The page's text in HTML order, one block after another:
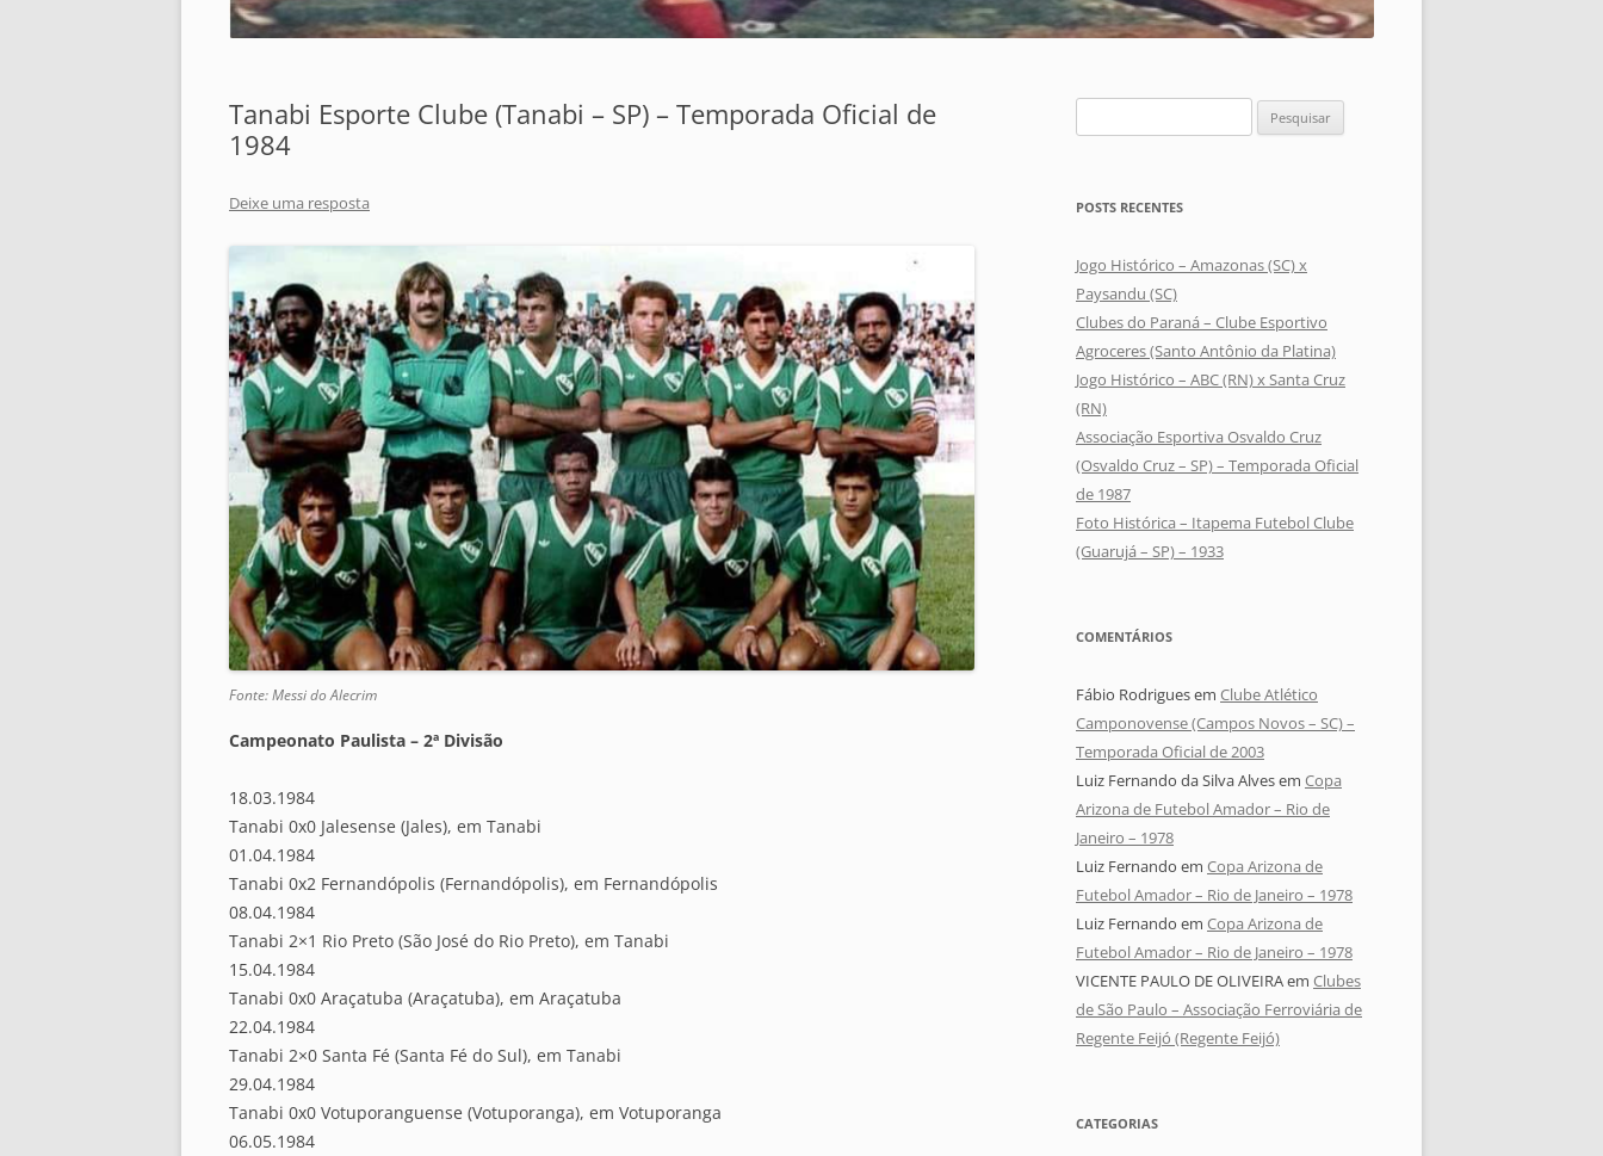
Tanabi Esporte Clube (Tanabi – SP) – Temporada Oficial de
1984
Deixe uma resposta
Fonte: Messi do Alecrim
Campeonato Paulista – 2ª Divisão
18.03.1984
Tanabi 0x0 Jalesense (Jales), em Tanabi
01.04.1984
Tanabi 0x2 Fernandópolis (Fernandópolis), em Fernandópolis
08.04.1984
Tanabi 2×1 Rio Preto (São José do Rio Preto), em Tanabi
15.04.1984
Tanabi 0x0 Araçatuba (Araçatuba), em Araçatuba
22.04.1984
Tanabi 2×0 Santa Fé (Santa Fé do Sul), em Tanabi
29.04.1984
Tanabi 0x0 Votuporanguense (Votuporanga), em Votuporanga
06.05.1984
por:
POSTS RECENTES
Jogo Histórico – Amazonas (SC) x
Paysandu (SC)
Clubes do Paraná – Clube Esportivo
Agroceres (Santo Antônio da Platina)
Jogo Histórico – ABC (RN) x Santa Cruz
(RN)
Associação Esportiva Osvaldo Cruz
(Osvaldo Cruz – SP) – Temporada Oficial
de 1987
Foto Histórica – Itapema Futebol Clube
(Guarujá – SP) – 1933
COMENTÁRIOS
Fábio Rodriguesem Clube Atlético
Camponovense (Campos Novos – SC) –
Temporada Oficial de 2003
Luiz Fernando da Silva Alvesem Copa
Arizona de Futebol Amador – Rio de
Janeiro – 1978
Luiz Fernando em Copa Arizona de
Futebol Amador – Rio de Janeiro – 1978
Luiz Fernando em Copa Arizona de
Futebol Amador – Rio de Janeiro – 1978
VICENTE PAULO DE OLIVEIRAem Clubes
de São Paulo – Associação Ferroviária de
Regente Feijó (Regente Feijó)
CATEGORIAS